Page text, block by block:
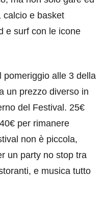
calcio e basket
e surf con le icone
pomeriggio alle 3 della
un prezzo diverso in
del Festival. 25€
per rimanere
non è piccola,
un party no stop tra
e musica tutto